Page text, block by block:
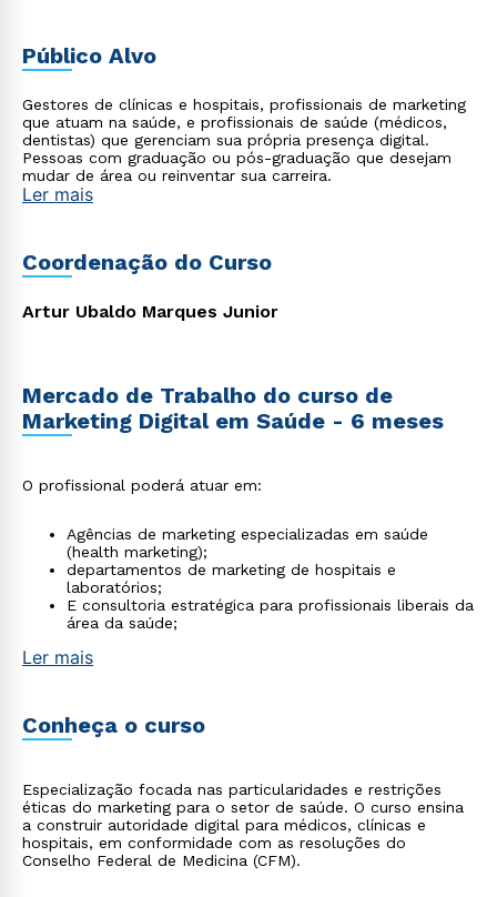
Público Alvo
Gestores de clínicas e hospitais, profissionais de marketing
que atuam na saúde, e profissionais de saúde (médicos,
dentistas) que gerenciam sua própria presença digital.
Pessoas com graduação ou pós-graduação que desejam
mudar de área ou reinventar sua carreira.
Ler mais
Coordenação do Curso
Artur Ubaldo Marques Junior
Mercado de Trabalho do curso de
Marketing Digital em Saúde - 6 meses
O profissional poderá atuar em:
Agências de marketing especializadas em saúde
(health marketing);
departamentos de marketing de hospitais e
laboratórios;
E consultoria estratégica para profissionais liberais da
área da saúde;
Ler mais
Conheça o curso
Especialização focada nas particularidades e restrições
éticas do marketing para o setor de saúde. O curso ensina
a construir autoridade digital para médicos, clínicas e
hospitais, em conformidade com as resoluções do
Conselho Federal de Medicina (CFM).